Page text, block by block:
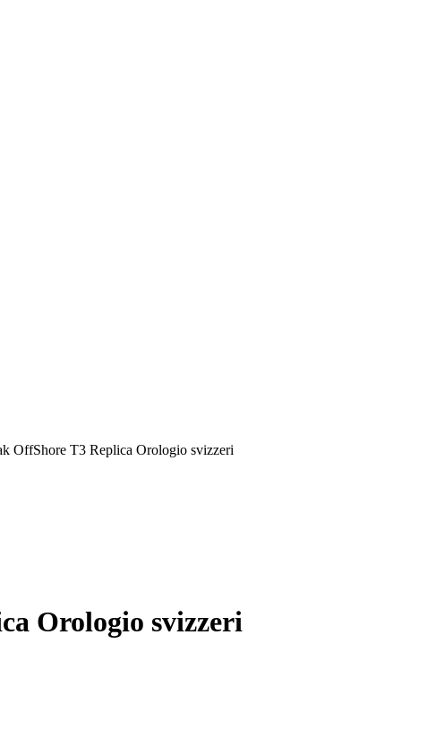
OffShore T3 Replica Orologio svizzeri
Orologio svizzeri